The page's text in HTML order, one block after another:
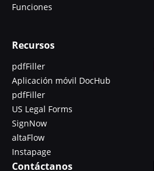
Funciones
Recursos
pdfFiller
Aplicación móvil DocHub
pdfFiller
US Legal Forms
SignNow
altaFlow
Instapage
Contáctanos